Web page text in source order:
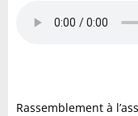
Rassemblement à